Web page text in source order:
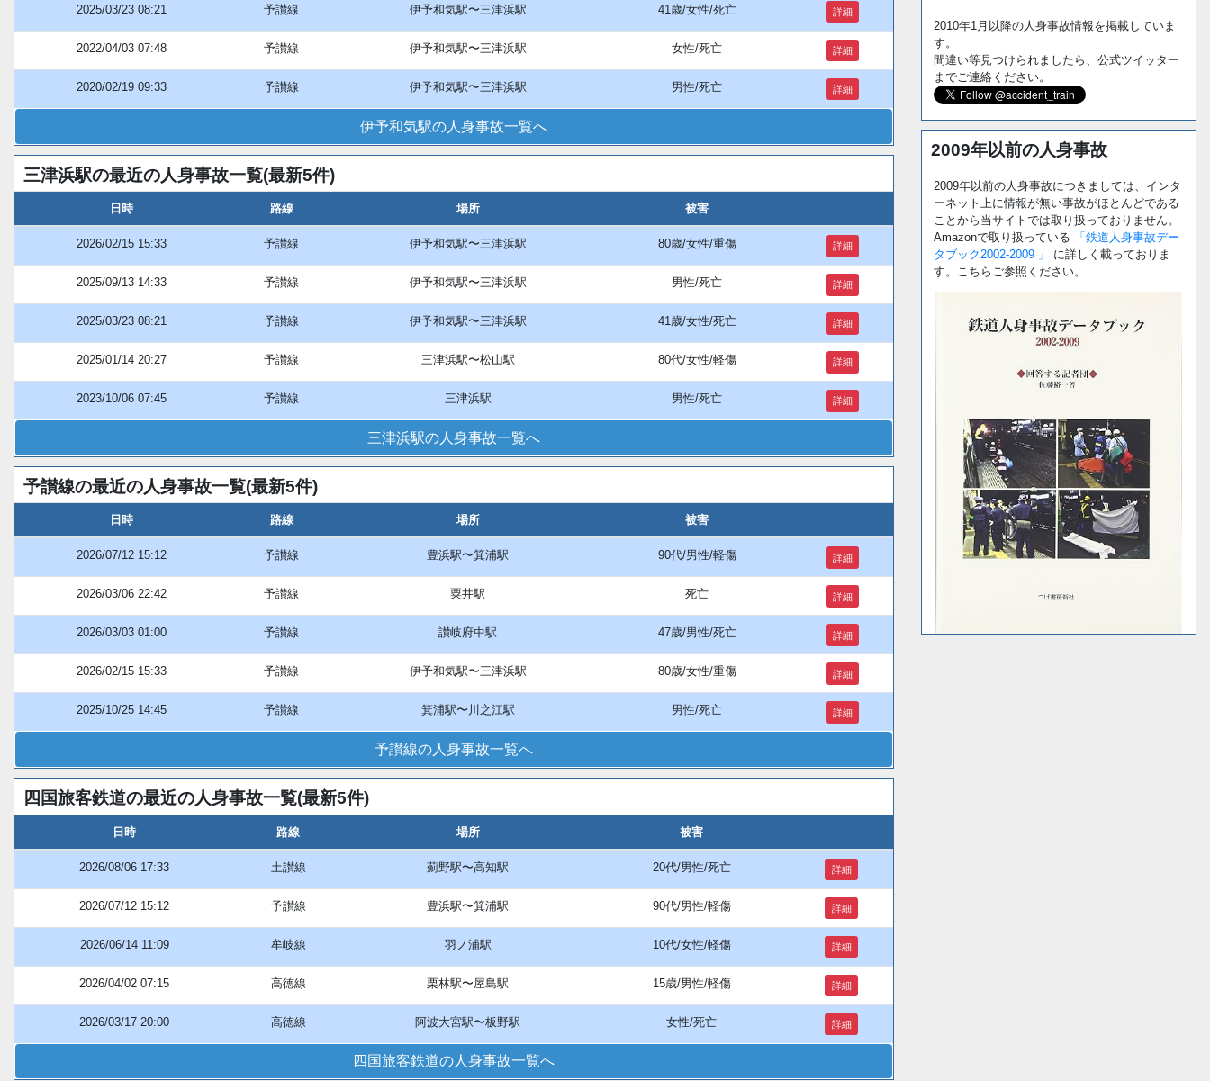
2025/03/23 08:21 予讃線 伊予和気駅〜三津浜駅 41歳/女性/死亡 詳細
2022/04/03 07:48 予讃線 伊予和気駅〜三津浜駅 女性/死亡 詳細
2020/02/19 09:33 予讃線 伊予和気駅〜三津浜駅 男性/死亡 詳細
伊予和気駅の人身事故一覧へ
三津浜駅の最近の人身事故一覧(最新5件)
日時 路線 場所 被害
2026/02/15 15:33 予讃線 伊予和気駅〜三津浜駅 80歳/女性/重傷 詳細
2025/09/13 14:33 予讃線 伊予和気駅〜三津浜駅 男性/死亡 詳細
2025/03/23 08:21 予讃線 伊予和気駅〜三津浜駅 41歳/女性/死亡 詳細
2025/01/14 20:27 予讃線 三津浜駅〜松山駅 80代/女性/軽傷 詳細
2023/10/06 07:45 予讃線 三津浜駅 男性/死亡 詳細
三津浜駅の人身事故一覧へ
予讃線の最近の人身事故一覧(最新5件)
日時 路線 場所 被害
2026/07/12 15:12 予讃線 豊浜駅〜箕浦駅 90代/男性/軽傷 詳細
2026/03/06 22:42 予讃線 粟井駅 死亡 詳細
2026/03/03 01:00 予讃線 讃岐府中駅 47歳/男性/死亡 詳細
2026/02/15 15:33 予讃線 伊予和気駅〜三津浜駅 80歳/女性/重傷 詳細
2025/10/25 14:45 予讃線 箕浦駅〜川之江駅 男性/死亡 詳細
予讃線の人身事故一覧へ
四国旅客鉄道の最近の人身事故一覧(最新5件)
日時 路線 場所 被害
2026/08/06 17:33 土讃線 薊野駅〜高知駅 20代/男性/死亡 詳細
2026/07/12 15:12 予讃線 豊浜駅〜箕浦駅 90代/男性/軽傷 詳細
2026/06/14 11:09 牟岐線 羽ノ浦駅 10代/女性/軽傷 詳細
2026/04/02 07:15 高徳線 栗林駅〜屋島駅 15歳/男性/軽傷 詳細
2026/03/17 20:00 高徳線 阿波大宮駅〜板野駅 女性/死亡 詳細
四国旅客鉄道の人身事故一覧へ
2010年1月以降の人身事故情報を掲載していま
す。
間違い等見つけられましたら、公式ツイッター
までご連絡ください。
2009年以前の人身事故
2009年以前の人身事故につきましては、インタ
ーネット上に情報が無い事故がほとんどである
ことから当サイトでは取り扱っておりません。
Amazonで取り扱っている
「鉄道人身事故デー
タブック2002-2009 」
に詳しく載っておりま
す。こちらご参照ください。